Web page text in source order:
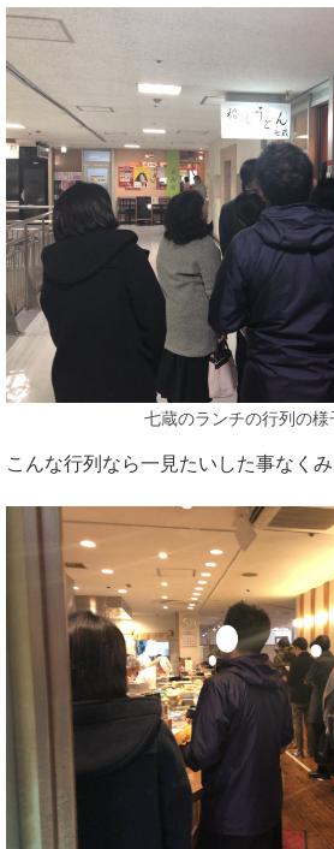
七蔵のランチの行列の様
こんな行列なら一見たいした事なくみ